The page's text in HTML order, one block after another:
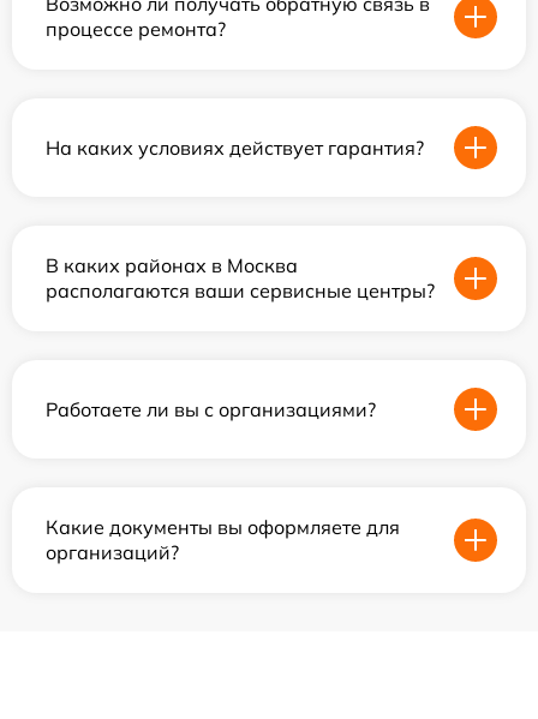
процессе ремонта?
На каких условиях действует гарантия?
В каких районах в Москва
располагаются ваши сервисные центры?
Работаете ли вы с организациями?
Какие документы вы оформляете для
организаций?